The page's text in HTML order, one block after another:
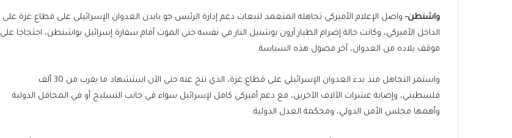
واشنطن- واصل الإعلام الأميركي تجاهله المتعمد لتبعات دعم إدارة الرئيس جو بايدن العدوان الإسرائيلي على قطاع غزة على
الداخل الأميركي، وكانت حالة إضرام الطيار آرون بوشنيل النار في نفسه حتى الموت أمام سفارة إسرائيل بواشنطن، احتجاجا على
موقف بلاده من العدوان، آخر فصول هذه السياسة.
واستمر التجاهل منذ بدء العدوان الإسرائيلي على قطاع غزة، الذي نتج عنه حتى الآن استشهاد ما يقرب من 30 ألف
فلسطيني، وإصابة عشرات الآلاف الآخرين، مع دعم أميركي كامل لإسرائيل سواء في جانب التسليح أو في المحافل الدولية
وأهمها مجلس الأمن الدولي، ومحكمة العدل الدولية.